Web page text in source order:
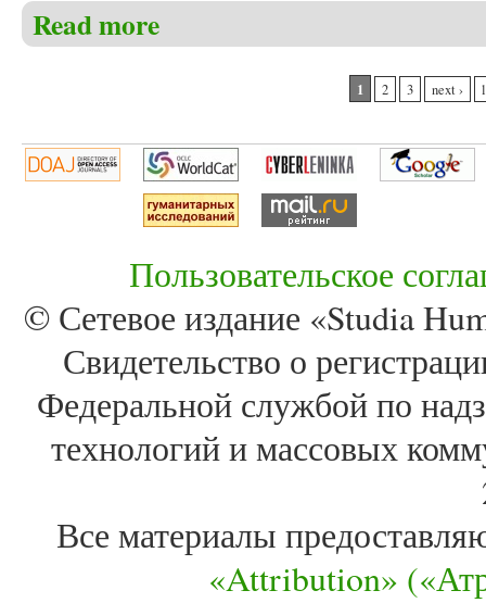
Read more
1 2 3 next ›
Пользовательское
© Сетевое издание «Studia
Свидетельство о
Федеральной службой по
технологий и массовых
Все материалы
«Attribution»